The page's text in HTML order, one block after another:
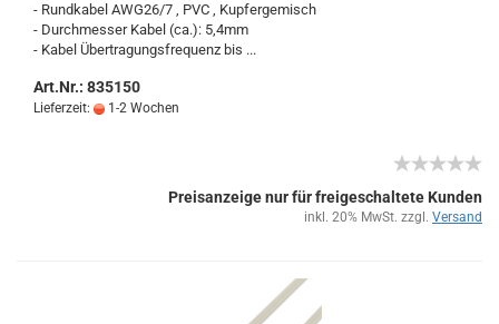
- Rund­ka­bel AWG26/7 , PVC , Kup­fer­ge­misch
- Durch­mes­ser Kabel (ca.): 5,4mm
- Kabel Über­tra­gungs­fre­quenz bis ...
Art.Nr.: 835150
Lieferzeit: 1-2 Wochen
Preisanzeige nur für freigeschaltete Kunden
inkl. 20% MwSt. zzgl. Versand